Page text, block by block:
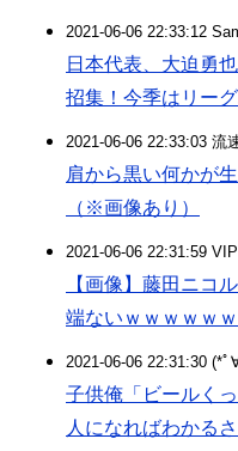
2021-06-06 22:33:12
日本代表、大迫勇
招集！今季はリー
2021-06-06 22:33:03 流
肩から黒い何かが
（※画像あり）
2021-06-06 22:31:59
【画像】藤田ニコ
端ないｗｗｗｗｗ
2021-06-06 22:31:30 (*
子供俺「ビールく
人になればわかるさ